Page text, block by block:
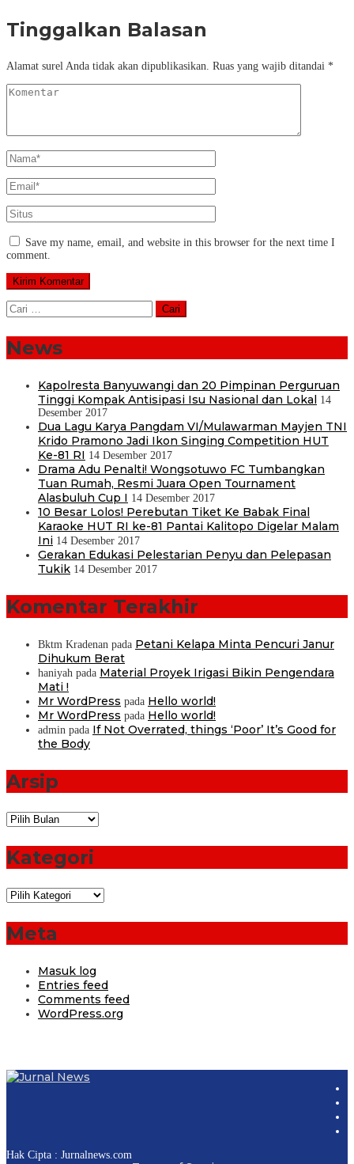
Tinggalkan Balasan
Alamat surel Anda tidak akan dipublikasikan. Ruas yang wajib ditandai *
Save my name, email, and website in this browser for the next time I
comment.
Cari
untuk:
News
Kapolresta Banyuwangi dan 20 Pimpinan Perguruan
Tinggi Kompak Antisipasi Isu Nasional dan Lokal 14
Desember 2017
Dua Lagu Karya Pangdam VI/Mulawarman Mayjen TNI
Krido Pramono Jadi Ikon Singing Competition HUT
Ke-81 RI 14 Desember 2017
Drama Adu Penalti! Wongsotuwo FC Tumbangkan
Tuan Rumah, Resmi Juara Open Tournament
Alasbuluh Cup I 14 Desember 2017
10 Besar Lolos! Perebutan Tiket Ke Babak Final
Karaoke HUT RI ke-81 Pantai Kalitopo Digelar Malam
Ini 14 Desember 2017
Gerakan Edukasi Pelestarian Penyu dan Pelepasan
Tukik 14 Desember 2017
Komentar Terakhir
Bktm Kradenan pada Petani Kelapa Minta Pencuri Janur
Dihukum Berat
haniyah pada Material Proyek Irigasi Bikin Pengendara
Mati !
Mr WordPress pada Hello world!
Mr WordPress pada Hello world!
admin pada If Not Overrated, things ‘Poor’ It’s Good for
the Body
Arsip
Arsip
Kategori
Kategori
Meta
Masuk log
Entries feed
Comments feed
WordPress.org
Hak Cipta : Jurnalnews.com